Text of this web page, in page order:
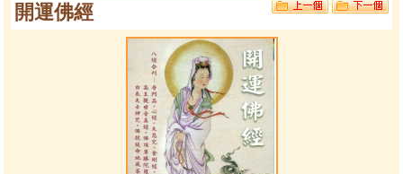
開運佛經